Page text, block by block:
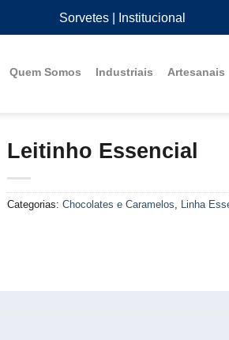
Sorvetes| Institucional
Quem Somos Industriais Artesanais
Leitinho Essencial
Categorias: Chocolates e Caramelos, Linha